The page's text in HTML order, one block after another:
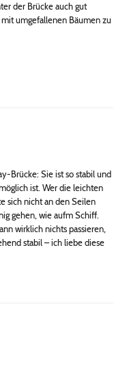
der Brücke auch gut
umgefallenen Bäumen zu
Brücke: Sie ist so stabil und
ist. Wer die leichten
sich nicht an den Seilen
gehen, wie aufm Schiff.
wirklich nichts passieren,
stabil – ich liebe diese